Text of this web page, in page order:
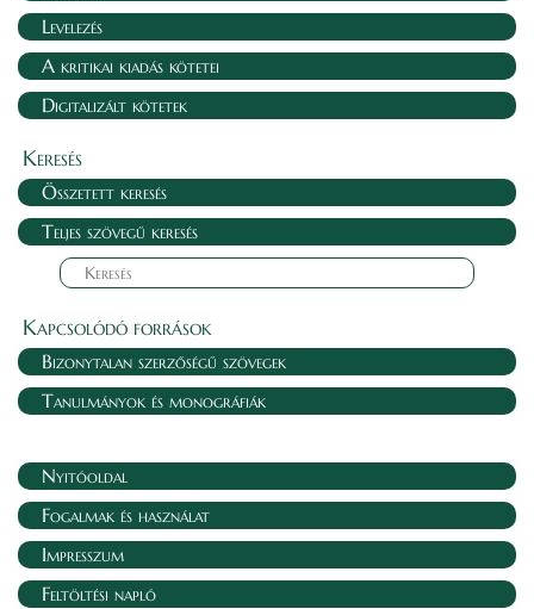
Levelezés
A kritikai kiadás kötetei
Digitalizált kötetek
Keresés
Összetett keresés
Teljes szövegű keresés
Kapcsolódó források
Bizonytalan szerzőségű szövegek
Tanulmányok és monográfiák
Nyitóoldal
Fogalmak és használat
Impresszum
Feltöltési napló